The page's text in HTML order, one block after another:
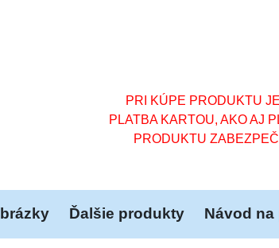
PRI KÚPE PRODUKTU
PLATBA KARTOU, AKO AJ
PRODUKTU
Ďalšie produkty Návod na